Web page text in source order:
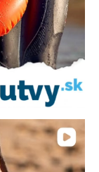
O nás Kontakt